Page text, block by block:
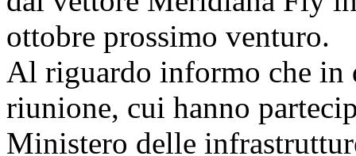
ottobre prossimo venturo.
Al riguardo informo che in
riunione, cui hanno
Ministero delle